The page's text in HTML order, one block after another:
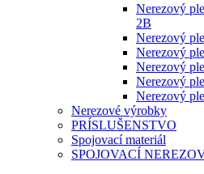
Nerezový
2B
Nerezový
Nerezový
Nerezový
Nerezový
Nerezový
Nerezové výrobky
PRÍSLUŠENSTVO
Spojovací materiál
SPOJOVACÍ